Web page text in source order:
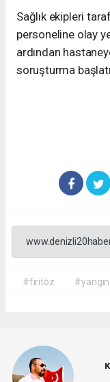
Sağlık ekipleri
personeline olay
ardından
soruşturma
#firitöz #yangın